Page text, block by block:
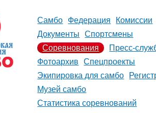
Самбо Федерация
Комиссии
Документы
Спортсмены
Соревнования
Пресс-
Фотоархив
Спецпроекты
Экипировка для самбо
Музей самбо
Статистика соревнований